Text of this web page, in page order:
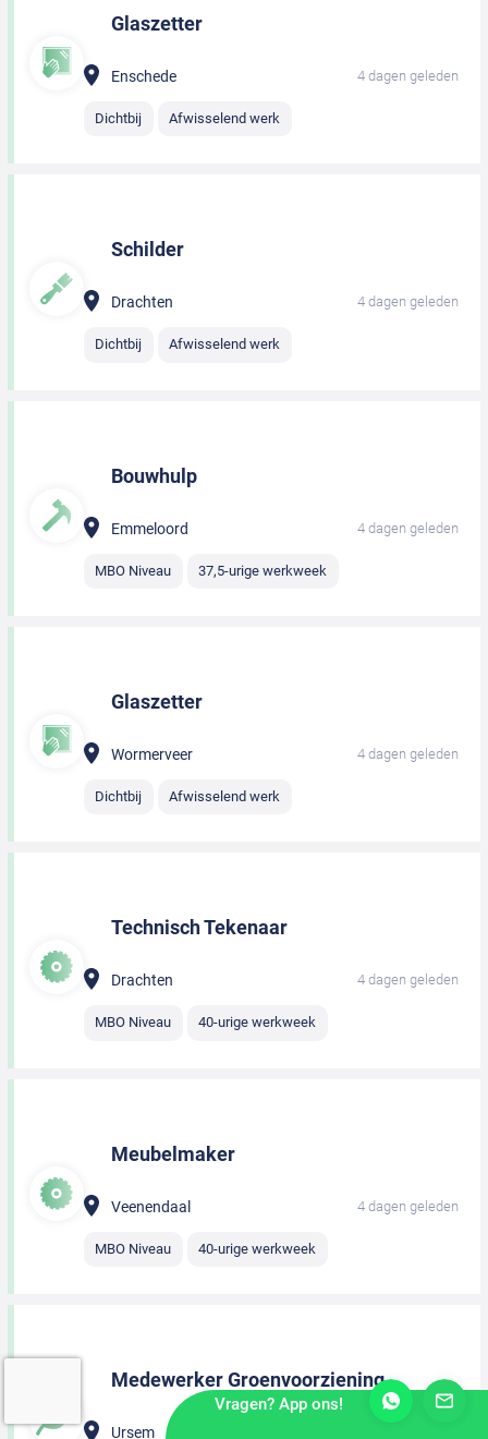
Glaszetter
Enschede 4 dagen geleden
Dichtbij Afwisselend werk
Schilder
Drachten 4 dagen geleden
Dichtbij Afwisselend werk
Bouwhulp
Emmeloord 4 dagen geleden
MBO Niveau 37,5-urige werkweek
Glaszetter
Wormerveer 4 dagen geleden
Dichtbij Afwisselend werk
Technisch Tekenaar
Drachten 4 dagen geleden
MBO Niveau 40-urige werkweek
Meubelmaker
Veenendaal 4 dagen geleden
MBO Niveau 40-urige werkweek
Medewerker Groenvoorziening
Ursem
Vragen? App ons!